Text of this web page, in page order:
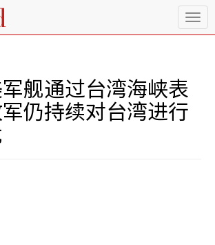
T
o
舰通过台湾海峡表
仍持续对台湾进行